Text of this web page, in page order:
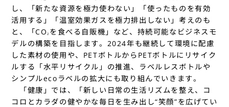
し、「新たな資源を極力使わない」「使ったものを有効
活用する」「温室効果ガスを極力排出しない」考えのも
と、「CO2 を食べる自販機」など、持続可能なビジネスモ
デルの構築を目指します。2024年も継続して環境に配慮
した素材の使用や、PETボトルからPETボトルにリサイク
ルする「水平リサイクル」の推進、ラベルレスボトルや
シンプルecoラベルの拡大にも取り組んでいきます。
「健康」では、「新しい日常の生活リズムを整え、コ
コロとカラダの健やかな毎日を生み出し“笑顔”を広げてい